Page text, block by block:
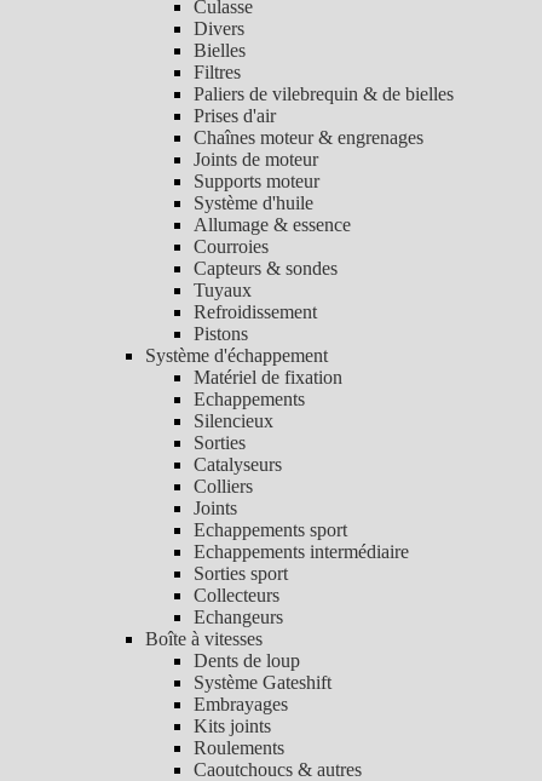
Culasse
Divers
Bielles
Filtres
Paliers de vilebrequin & de bielles
Prises d'air
Chaînes moteur & engrenages
Joints de moteur
Supports moteur
Système d'huile
Allumage & essence
Courroies
Capteurs & sondes
Tuyaux
Refroidissement
Pistons
Système d'échappement
Matériel de fixation
Echappements
Silencieux
Sorties
Catalyseurs
Colliers
Joints
Echappements sport
Echappements intermédiaire
Sorties sport
Collecteurs
Echangeurs
Boîte à vitesses
Dents de loup
Système Gateshift
Embrayages
Kits joints
Roulements
Caoutchoucs & autres